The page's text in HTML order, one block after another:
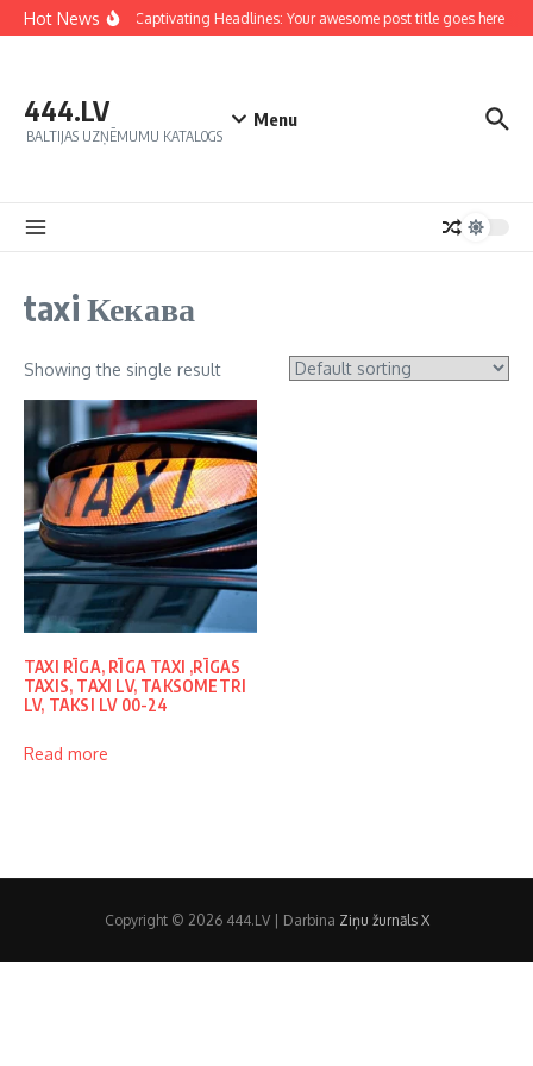
Hot NewsCrafting Captivating Headlines: Your awesome post title goes here
444.LV
BALTIJAS UZŅĒMUMU KATALOGS
Menu
taxi Кекава
Showing the single result
TAXI RĪGA, RĪGA TAXI ,RĪGAS
TAXIS, TAXI LV, TAKSOMETRI
LV, TAKSI LV 00-24
Read more
Copyright © 2026 444.LV | Darbina Ziņu žurnāls X